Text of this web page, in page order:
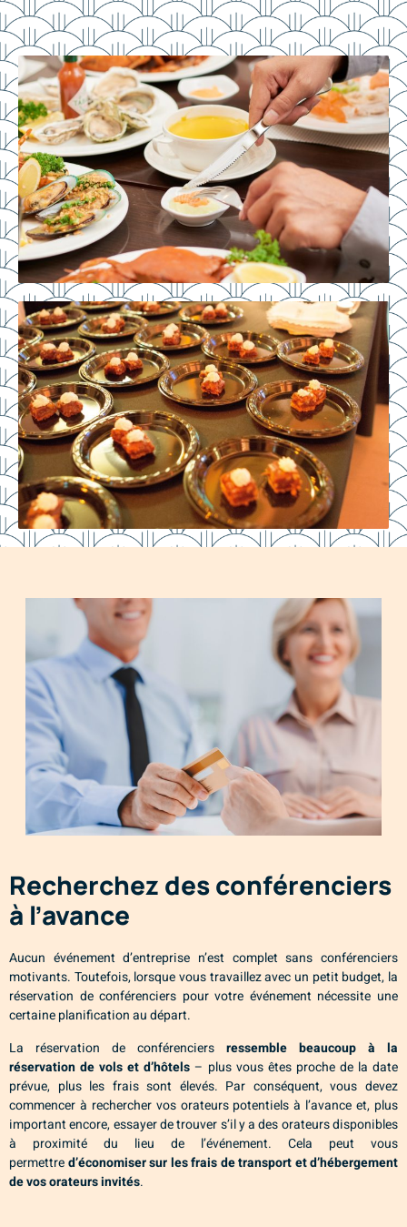
Recherchez des conférenciers
à l’avance
Aucun événement d’entreprise n’est complet sans conférenciers
motivants. Toutefois, lorsque vous travaillez avec un petit budget, la
réservation de conférenciers pour votre événement nécessite une
certaine planification au départ.
La réservation de conférenciers ressemble beaucoup à la
réservation de vols et d’hôtels – plus vous êtes proche de la date
prévue, plus les frais sont élevés. Par conséquent, vous devez
commencer à rechercher vos orateurs potentiels à l’avance et, plus
important encore, essayer de trouver s’il y a des orateurs disponibles
à proximité du lieu de l’événement. Cela peut vous
permettred’économiser sur les frais de transport et d’hébergement
de vos orateurs invités.